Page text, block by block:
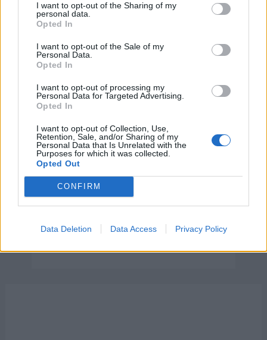
I want to opt-out of the Sharing of my
personal data.
Opted In
I want to opt-out of the Sale of my
Personal Data.
Opted In
I want to opt-out of processing my
Personal Data for Targeted Advertising.
Opted In
I want to opt-out of Collection, Use,
Retention, Sale, and/or Sharing of my
Personal Data that Is Unrelated with the
Purposes for which it was collected.
Opted Out
CONFIRM
Data Deletion Data Access Privacy Policy
Hoy 9 de agosto es:
Día Internacional de las
9 de agosto de 2026